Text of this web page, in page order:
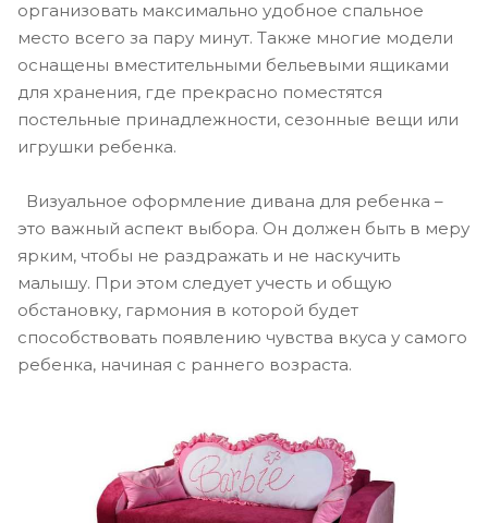
организовать максимально удобное спальное
место всего за пару минут. Также многие модели
оснащены вместительными бельевыми ящиками
для хранения, где прекрасно поместятся
постельные принадлежности, сезонные вещи или
игрушки ребенка.
Визуальное оформление дивана для ребенка –
это важный аспект выбора. Он должен быть в меру
ярким, чтобы не раздражать и не наскучить
малышу. При этом следует учесть и общую
обстановку, гармония в которой будет
способствовать появлению чувства вкуса у самого
ребенка, начиная с раннего возраста.